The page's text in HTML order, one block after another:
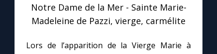
Le site internet
Questions-réponses
Notre Dame de la Mer - Sainte Marie-
Madeleine de Pazzi, vierge, carmélite
Lors de l’apparition de la Vierge Marie à